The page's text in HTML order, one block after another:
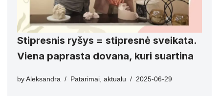
Stipresnis ryšys = stipresnė sveikata.
Viena paprasta dovana, kuri suartina
by Aleksandra Patarimai, aktualu 2025-06-29